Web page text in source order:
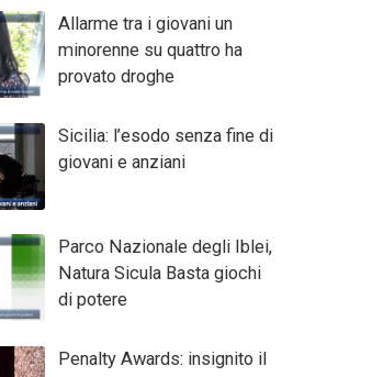
Allarme tra i giovani un
minorenne su quattro ha
provato droghe
Sicilia: l’esodo senza fine di
giovani e anziani
Parco Nazionale degli Iblei,
Natura Sicula Basta giochi
di potere
Penalty Awards: insignito il